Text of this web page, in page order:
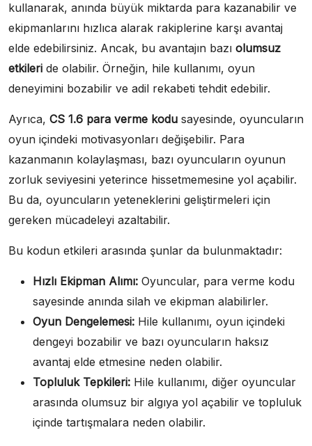
kullanarak, anında büyük miktarda para kazanabilir ve
ekipmanlarını hızlıca alarak rakiplerine karşı avantaj
elde edebilirsiniz. Ancak, bu avantajın bazı olumsuz
etkileri de olabilir. Örneğin, hile kullanımı, oyun
deneyimini bozabilir ve adil rekabeti tehdit edebilir.
Ayrıca, CS 1.6 para verme kodu sayesinde, oyuncuların
oyun içindeki motivasyonları değişebilir. Para
kazanmanın kolaylaşması, bazı oyuncuların oyunun
zorluk seviyesini yeterince hissetmemesine yol açabilir.
Bu da, oyuncuların yeteneklerini geliştirmeleri için
gereken mücadeleyi azaltabilir.
Bu kodun etkileri arasında şunlar da bulunmaktadır:
Hızlı Ekipman Alımı: Oyuncular, para verme kodu
sayesinde anında silah ve ekipman alabilirler.
Oyun Dengelemesi: Hile kullanımı, oyun içindeki
dengeyi bozabilir ve bazı oyuncuların haksız
avantaj elde etmesine neden olabilir.
Topluluk Tepkileri: Hile kullanımı, diğer oyuncular
arasında olumsuz bir algıya yol açabilir ve topluluk
içinde tartışmalara neden olabilir.